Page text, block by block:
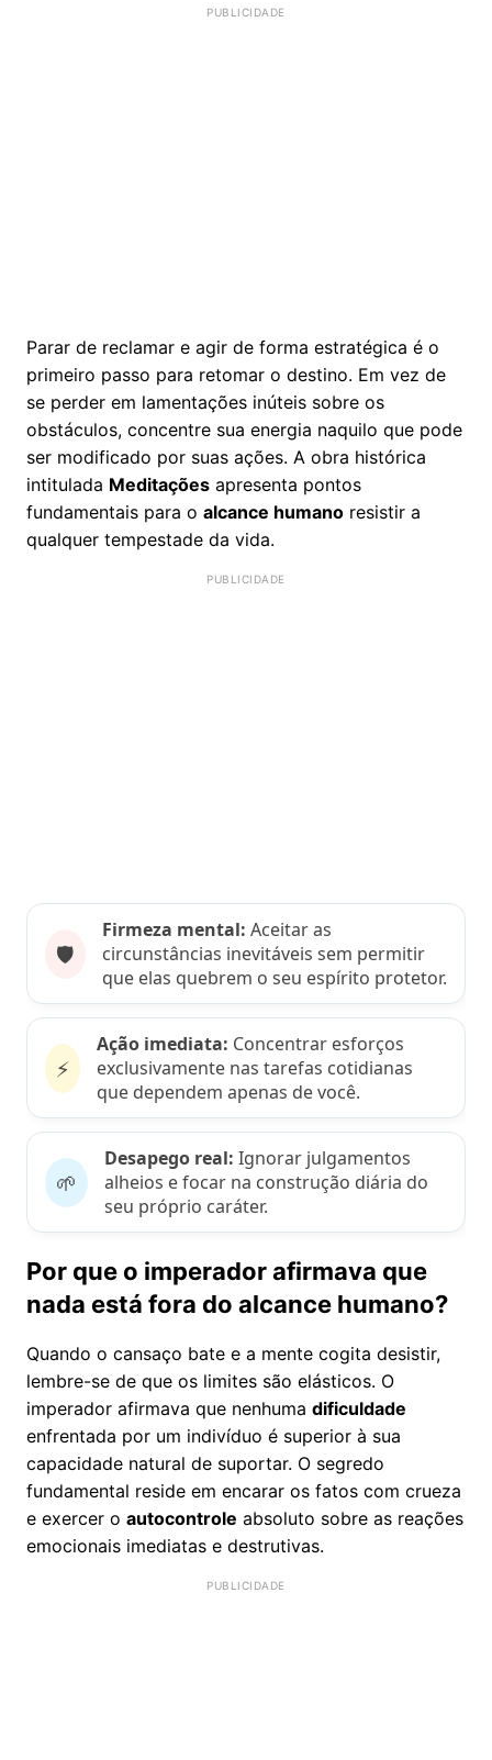
Parar de reclamar e agir de forma estratégica é o
primeiro passo para retomar o destino. Em vez de
se perder em lamentações inúteis sobre os
obstáculos, concentre sua energia naquilo que pode
ser modificado por suas ações. A obra histórica
intitulada Meditações apresenta pontos
fundamentais para o alcance humano resistir a
qualquer tempestade da vida.
🛡️
Firmeza mental: Aceitar as
circunstâncias inevitáveis sem permitir
que elas quebrem o seu espírito protetor.
⚡
Ação imediata: Concentrar esforços
exclusivamente nas tarefas cotidianas
que dependem apenas de você.
🌱
Desapego real: Ignorar julgamentos
alheios e focar na construção diária do
seu próprio caráter.
Por que o imperador afirmava que
nada está fora do alcance humano?
Quando o cansaço bate e a mente cogita desistir,
lembre-se de que os limites são elásticos. O
imperador afirmava que nenhuma dificuldade
enfrentada por um indivíduo é superior à sua
capacidade natural de suportar. O segredo
fundamental reside em encarar os fatos com crueza
e exercer o autocontrole absoluto sobre as reações
emocionais imediatas e destrutivas.